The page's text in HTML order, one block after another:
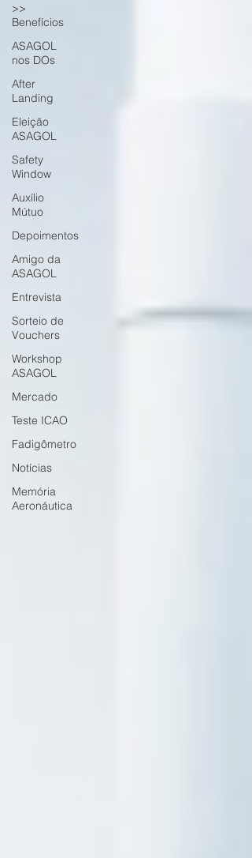
>>
Benefícios
ASAGOL
nos DOs
After
Landing
Eleição
ASAGOL
Safety
Window
Auxílio
Mútuo
Depoimentos
Amigo da
ASAGOL
Entrevista
Sorteio de
Vouchers
Workshop
ASAGOL
Mercado
Teste ICAO
Fadigômetro
Notícias
Memória
Aeronáutica